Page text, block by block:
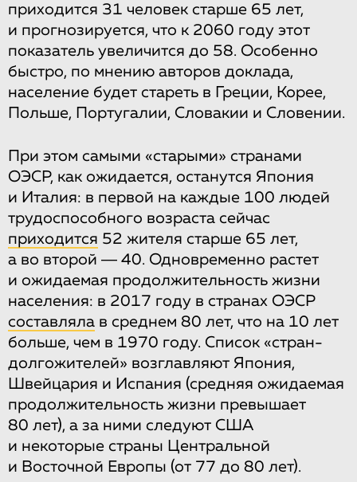
приходится 31 человек старше 65 лет,
и прогнозируется, что к 2060 году этот
показатель увеличится до 58. Особенно
быстро, по мнению авторов доклада,
население будет стареть в Греции, Корее,
Польше, Португалии, Словакии и Словении.
При этом самыми «старыми» странами
ОЭСР, как ожидается, останутся Япония
и Италия: в первой на каждые 100 людей
трудоспособного возраста сейчас
приходится 52 жителя старше 65 лет,
а во второй ― 40. Одновременно растет
и ожидаемая продолжительность жизни
населения: в 2017 году в странах ОЭСР
составляла в среднем 80 лет, что на 10 лет
больше, чем в 1970 году. Список «стран-
долгожителей» возглавляют Япония,
Швейцария и Испания (средняя ожидаемая
продолжительность жизни превышает
80 лет), а за ними следуют США
и некоторые страны Центральной
и Восточной Европы (от 77 до 80 лет).